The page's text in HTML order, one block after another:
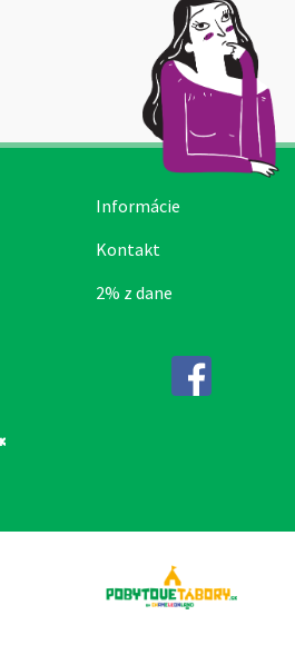
Informácie
Kontakt
2% z dane